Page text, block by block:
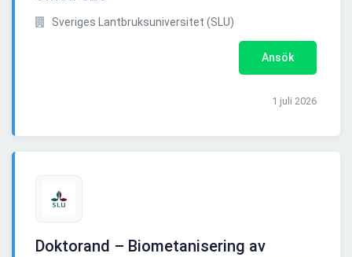
Sveriges Lantbruksuniversitet (SLU)
Ansök
1 juli 2026
Doktorand – Biometanisering av